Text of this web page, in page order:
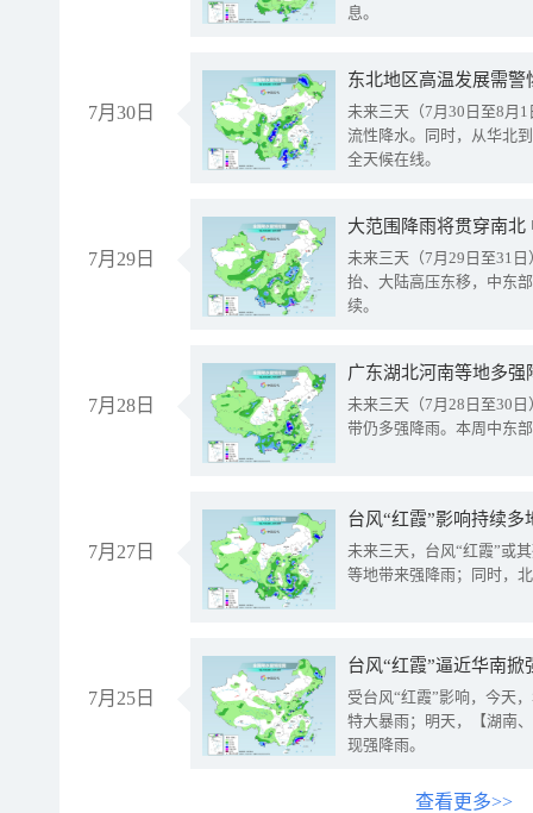
息。
7月30日
东北地区高温发展需
未来三天（7月30日至8月
流性降水。同时，从华北
全天候在线。
7月29日
大范围降雨将贯穿南
未来三天（7月29日至31
抬、大陆高压东移，中东
续。
7月28日
广东湖北河南等地多
未来三天（7月28日至30
带仍多强降雨。本周中东
7月27日
台风“红霞”影响持续
未来三天，台风“红霞”或
等地带来强降雨；同时，
7月25日
台风“红霞”逼近华南
受台风“红霞”影响，今天
特大暴雨；明天，【湖南
现强降雨。
查看更多>>